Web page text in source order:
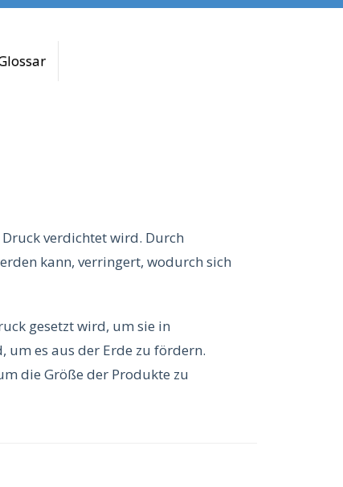
verdichtet wird. Durch
kann, verringert, wodurch sich
gesetzt wird, um sie in
um es aus der Erde zu fördern.
die Größe der Produkte zu